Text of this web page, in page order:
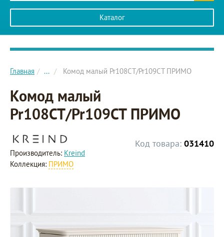
Каталог
Главное меню сайта
Главная ... Комод малый Pr108CT/Pr109CT ПРИМО
Комод малый
Pr108CT/Pr109CT ПРИМО
Код товара: 031410
Производитель: Kreind
Коллекция: ПРИМО